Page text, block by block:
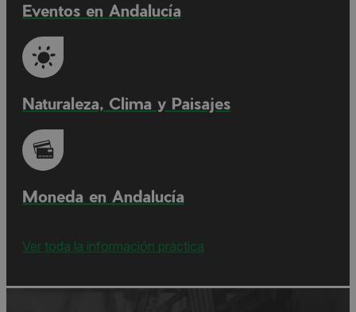
Eventos en Andalucía
Naturaleza, Clima y Paisajes
Moneda en Andalucía
Ver toda la información práctica